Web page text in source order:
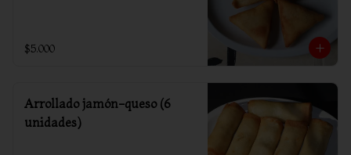
$5.000
Arrollado jamón-queso (6
unidades)